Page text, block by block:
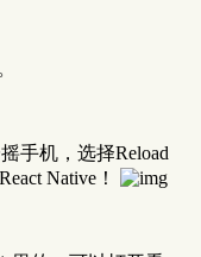
手机，选择Reload
Native！